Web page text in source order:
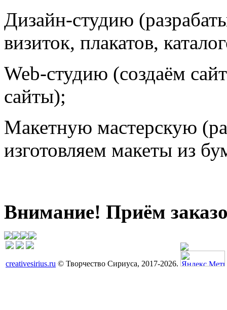
Дизайн-студию
визиток, плакатов,
Web-студию (создаём
сайты);
Макетную мастерскую
изготовляем макеты из
Внимание! Приём
creativesirius.ru © Творчество Сириуса, 2017-2026.